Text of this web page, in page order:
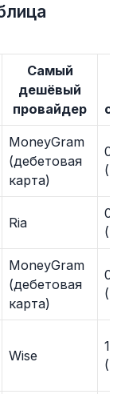
Самый
дешёвый
провайдер
MoneyGram
(дебетовая
карта)
Ria
MoneyGram
(дебетовая
карта)
Wise